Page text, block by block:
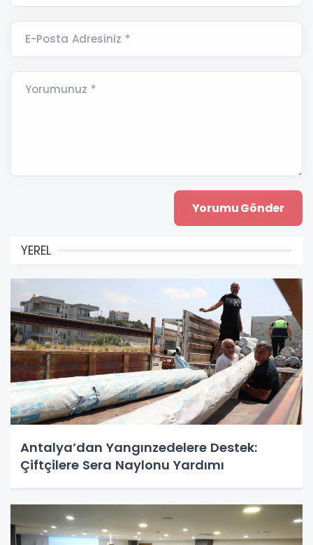
E-Posta Adresiniz *
Yorumunuz *
YEREL
Antalya’dan Yangınzedelere Destek:
Çiftçilere Sera Naylonu Yardımı